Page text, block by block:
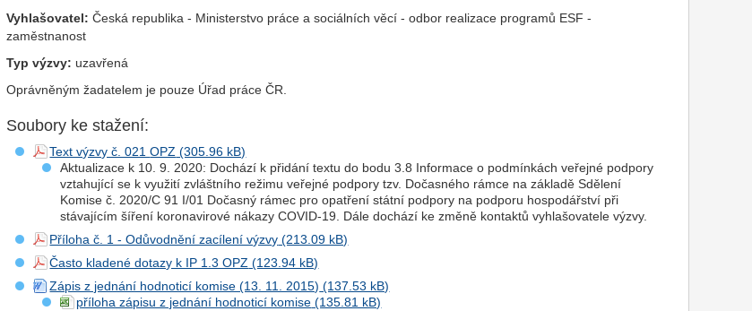
Vyhlašovatel: Česká republika - Ministerstvo práce a sociálních věcí - odbor realizace programů ESF -
zaměstnanost
Typ výzvy: uzavřená
Oprávněným žadatelem je pouze Úřad práce ČR.
Soubory ke stažení:
Text výzvy č. 021OPZ
Aktualizace k 10. 9. 2020: Dochází k přidání textu do bodu 3.8 Informace o podmínkách veřejné podpory
vztahující se k využití zvláštního režimu veřejné podpory tzv. Dočasného rámce na základě Sdělení
Komise č. 2020/C 91 I/01 Dočasný rámec pro opatření státní podpory na podporu hospodářství při
stávajícím šíření koronavirové nákazy COVID-19. Dále dochází ke změně kontaktů vyhlašovatele výzvy.
Příloha č. 1 - Odůvodnění zacílení výzvy
Často kladené dotazy k IP 1.3 OPZ
Zápis z jednání hodnoticí komise (13. 11. 2015)
příloha zápisu z jednání hodnoticí komise